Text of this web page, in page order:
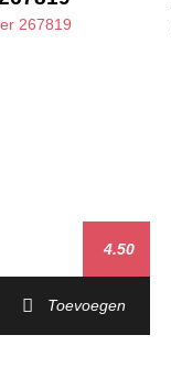
4.50
Toevoegen